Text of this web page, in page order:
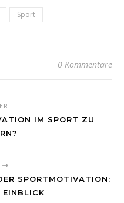
Sport
0 Kommentare
IM SPORT ZU
SPORTMOTIVATION:
EINBLICK